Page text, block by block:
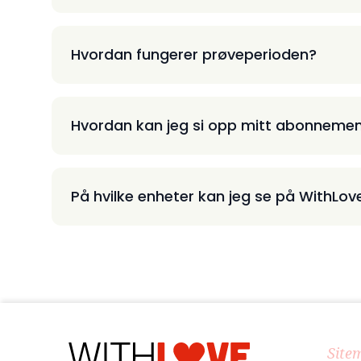
Hvordan fungerer prøveperioden?
Hvordan kan jeg si opp mitt
På hvilke enheter kan jeg se på